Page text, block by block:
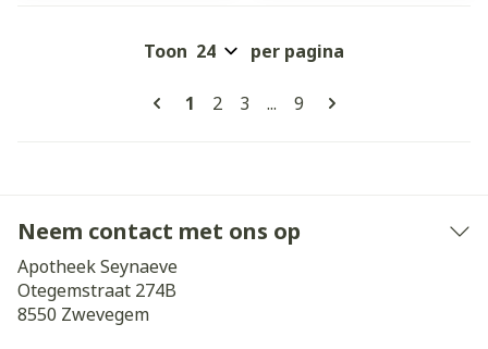
Pagina's
U lees momenteel pagina
1 Pagina
2 Pagina
3 ... Pagina
9
Toon per pagina
Neem contact met ons op
Apotheek Seynaeve
Otegemstraat 274B
8550 Zwevegem